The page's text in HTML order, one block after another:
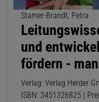
Stamer-Brandt, Petra
und
fördern -
Verlag: Verlag Herder
ISBN: 3451326825 |